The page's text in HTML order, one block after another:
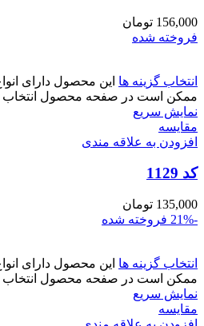
156,000 تومان
فروخته شده
انتخاب گزینه ها این محصول دارای
ممکن است در صفحه محصول انتخاب
نمایش سریع
مقايسه
افزودن به علاقه مندی
کد 1129
135,000 تومان
-21%
فروخته شده
انتخاب گزینه ها این محصول دارای
ممکن است در صفحه محصول انتخاب
نمایش سریع
مقايسه